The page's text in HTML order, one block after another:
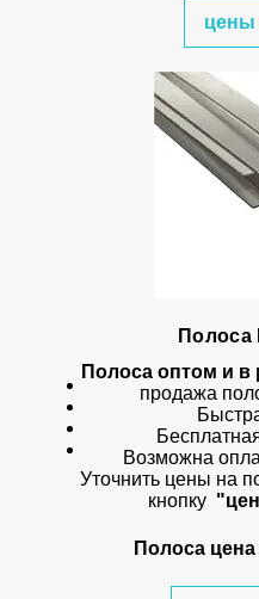
цены
Полоса
Полоса оптом и в
продажа
Возможна
Уточнить цены на
кнопку
Полоса цена